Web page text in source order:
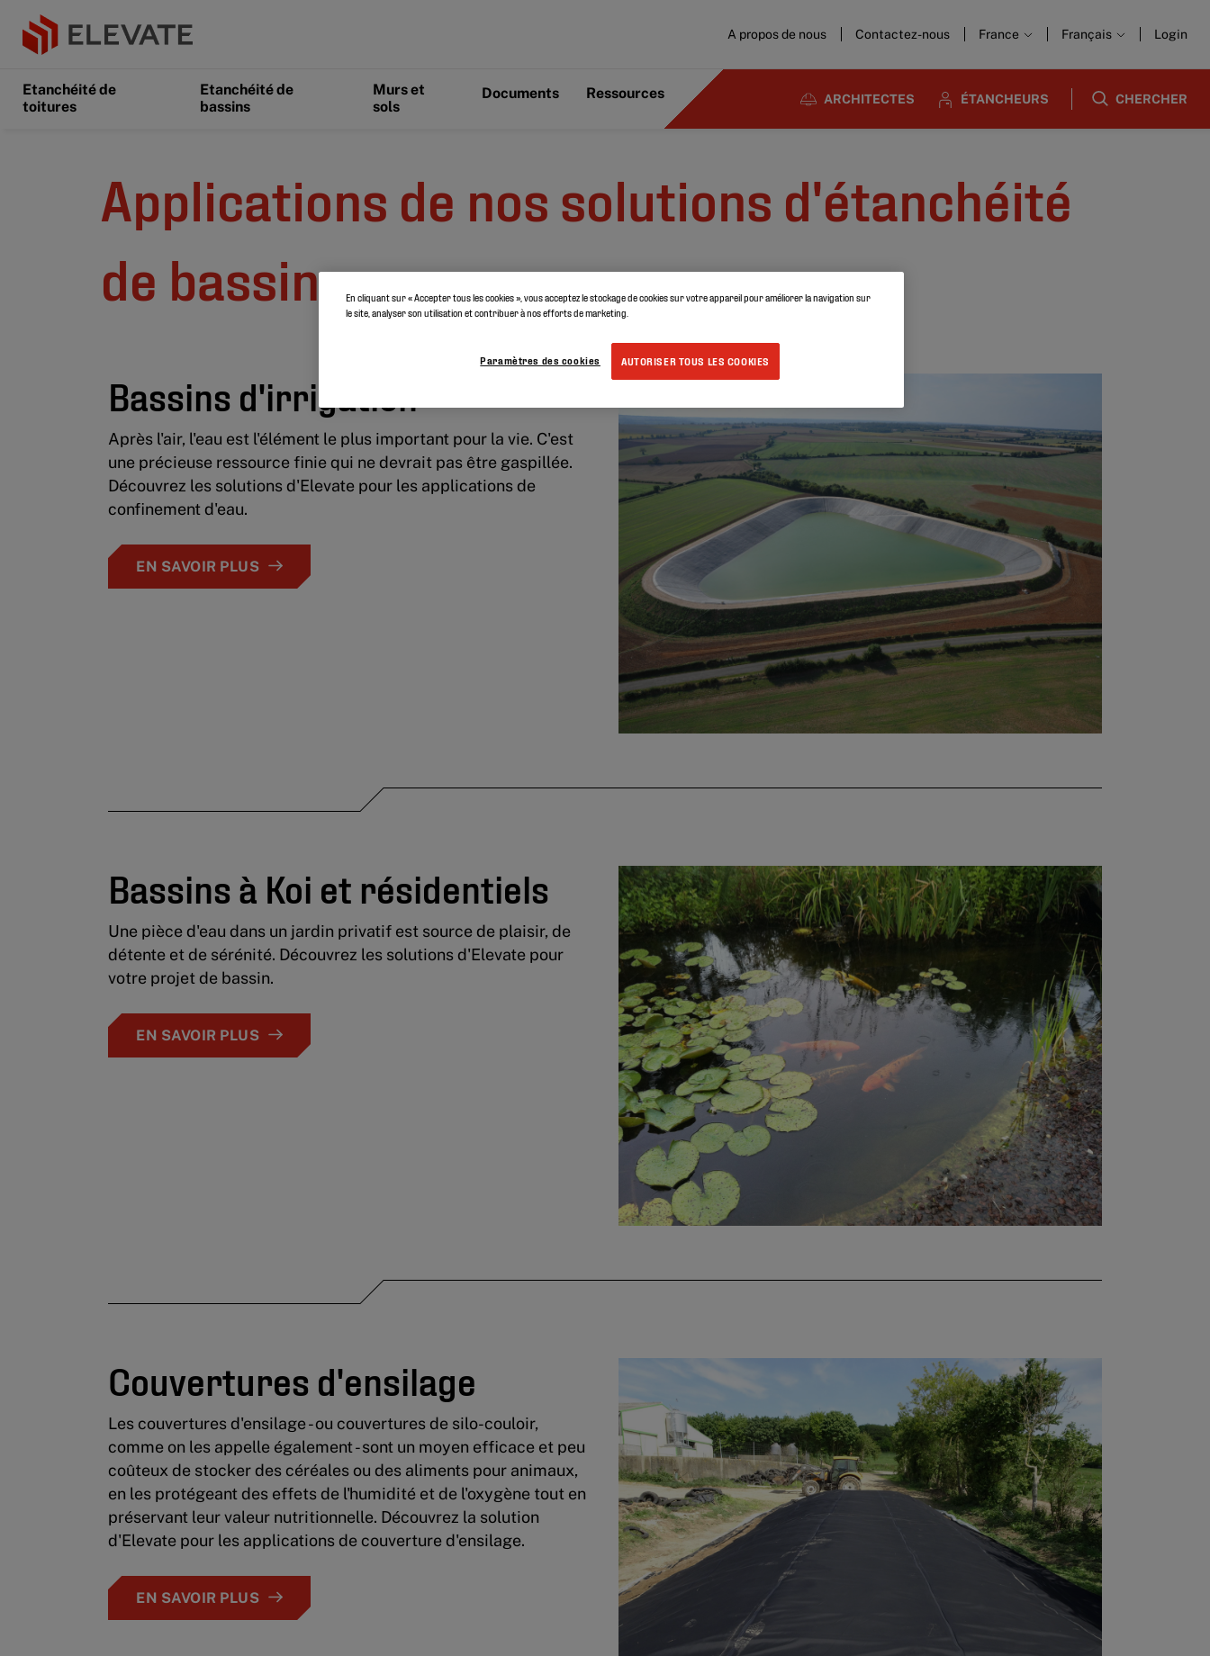
A propos de nous Contactez-nous France Français Login
Etanchéité de
toitures
Etanchéité de
bassins
Murs et
sols
Documents Ressources ARCHITECTES ÉTANCHEURS CHERCHER
Applications de nos solutions d'étanchéité
de bassins
Bassins d'irrigation
Après l'air, l'eau est l'élément le plus important pour la vie. C'est
une précieuse ressource finie qui ne devrait pas être gaspillée.
Découvrez les solutions d'Elevate pour les applications de
confinement d'eau.
EN SAVOIR PLUS
Bassins à Koi et résidentiels
Une pièce d'eau dans un jardin privatif est source de plaisir, de
détente et de sérénité. Découvrez les solutions d'Elevate pour
votre projet de bassin.
EN SAVOIR PLUS
Couvertures d'ensilage
Les couvertures d'ensilage - ou couvertures de silo-couloir,
comme on les appelle également - sont un moyen efficace et peu
coûteux de stocker des céréales ou des aliments pour animaux,
en les protégeant des effets de l'humidité et de l'oxygène tout en
préservant leur valeur nutritionnelle. Découvrez la solution
d'Elevate pour les applications de couverture d'ensilage.
EN SAVOIR PLUS
En cliquant sur « Accepter tous les cookies », vous acceptez le stockage de cookies sur votre appareil pour améliorer la navigation sur
le site, analyser son utilisation et contribuer à nos efforts de marketing.
AUTORISER TOUS LES COOKIES
Paramètres des cookies